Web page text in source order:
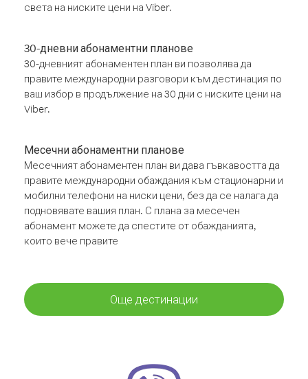
света на ниските цени на Viber.
30-дневни абонаментни планове
30-дневният абонаментен план ви позволява да
правите международни разговори към дестинация по
ваш избор в продължение на 30 дни с ниските цени на
Viber.
Месечни абонаментни планове
Месечният абонаментен план ви дава гъвкавостта да
правите международни обаждания към стационарни и
мобилни телефони на ниски цени, без да се налага да
подновявате вашия план. С плана за месечен
абонамент можете да спестите от обажданията,
които вече правите
Още дестинации